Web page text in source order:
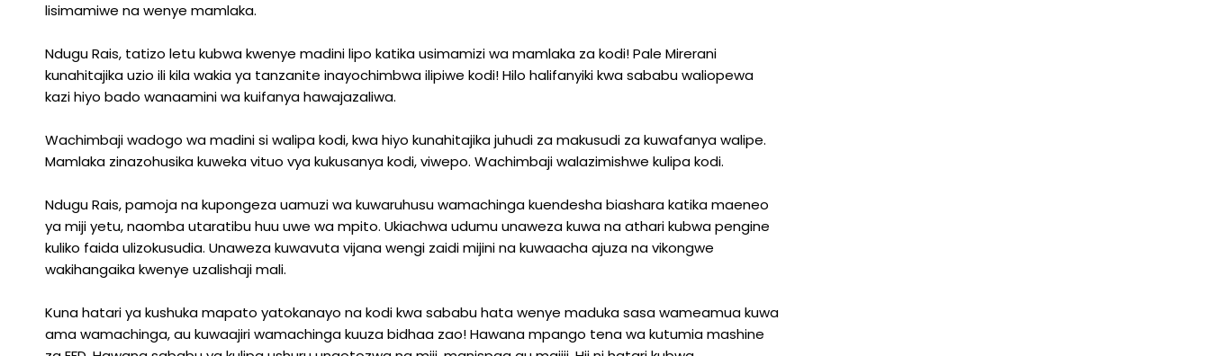
lisimamiwe na wenye mamlaka.
Ndugu Rais, tatizo letu kubwa kwenye madini lipo katika usimamizi wa mamlaka za kodi! Pale Mirerani
kunahitajika uzio ili kila wakia ya tanzanite inayochimbwa ilipiwe kodi! Hilo halifanyiki kwa sababu waliopewa
kazi hiyo bado wanaamini wa kuifanya hawajazaliwa.
Wachimbaji wadogo wa madini si walipa kodi, kwa hiyo kunahitajika juhudi za makusudi za kuwafanya walipe.
Mamlaka zinazohusika kuweka vituo vya kukusanya kodi, viwepo. Wachimbaji walazimishwe kulipa kodi.
Ndugu Rais, pamoja na kupongeza uamuzi wa kuwaruhusu wamachinga kuendesha biashara katika maeneo
ya miji yetu, naomba utaratibu huu uwe wa mpito. Ukiachwa udumu unaweza kuwa na athari kubwa pengine
kuliko faida ulizokusudia. Unaweza kuwavuta vijana wengi zaidi mijini na kuwaacha ajuza na vikongwe
wakihangaika kwenye uzalishaji mali.
Kuna hatari ya kushuka mapato yatokanayo na kodi kwa sababu hata wenye maduka sasa wameamua kuwa
ama wamachinga, au kuwaajiri wamachinga kuuza bidhaa zao! Hawana mpango tena wa kutumia mashine